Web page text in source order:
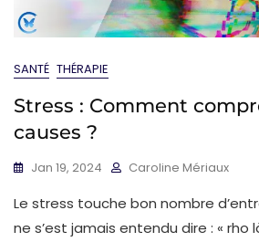
SANTÉ THÉRAPIE
Stress : Comment
causes ?
Jan 19, 2024 Caroline Mériaux
Le stress touche bon nombre
ne s’est jamais entendu dire : « rho